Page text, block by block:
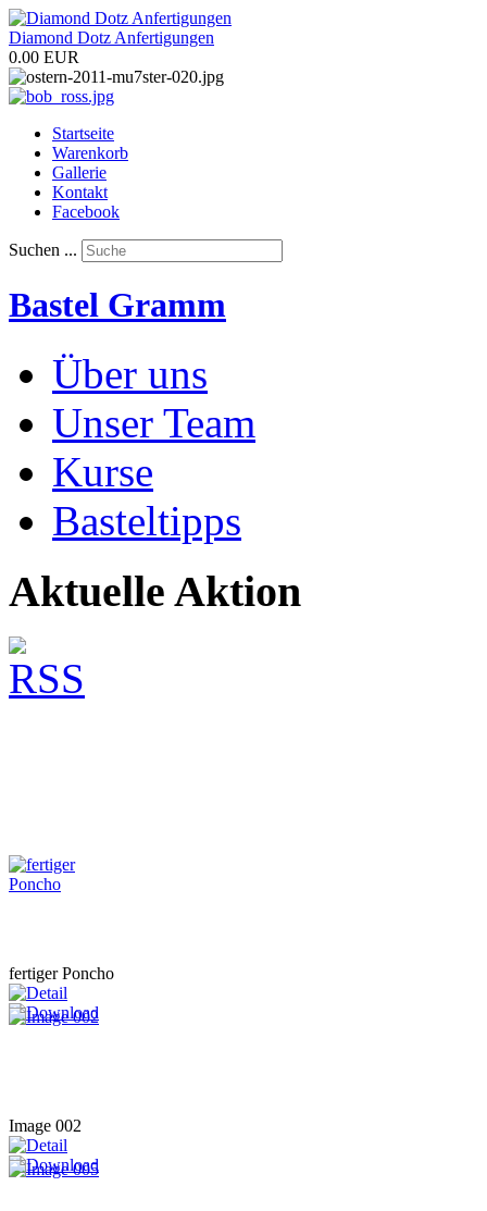
Diamond Dotz Anfertigungen
0.00 EUR
Startseite
Warenkorb
Gallerie
Kontakt
Facebook
Suchen ...
Bastel Gramm
Über uns
Unser Team
Kurse
Basteltipps
Aktuelle Aktion
fertiger Poncho
Image 002